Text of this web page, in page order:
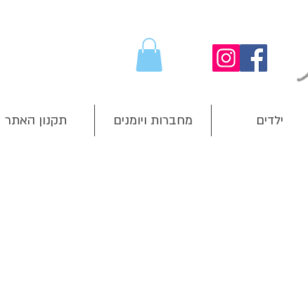
ילדים מחברות ויומנים תקנון האתר